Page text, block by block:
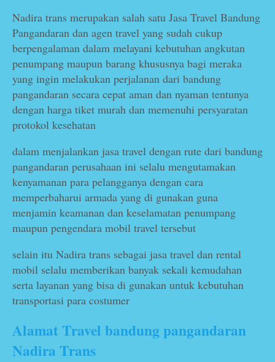
Nadira trans merupakan salah satu Jasa Travel Bandung
Pangandaran dan agen travel yang sudah cukup
berpengalaman dalam melayani kebutuhan angkutan
penumpang maupun barang khususnya bagi meraka
yang ingin melakukan perjalanan dari bandung
pangandaran secara cepat aman dan nyaman tentunya
dengan harga tiket murah dan memenuhi persyaratan
protokol kesehatan
dalam menjalankan jasa travel dengan rute dari bandung
pangandaran perusahaan ini selalu mengutamakan
kenyamanan para pelangganya dengan cara
memperbaharui armada yang di gunakan guna
menjamin keamanan dan keselamatan penumpang
maupun pengendara mobil travel tersebut
selain itu Nadira trans sebagai jasa travel dan rental
mobil selalu memberikan banyak sekali kemudahan
serta layanan yang bisa di gunakan untuk kebutuhan
transportasi para costumer
Alamat Travel bandung pangandaran
Nadira Trans